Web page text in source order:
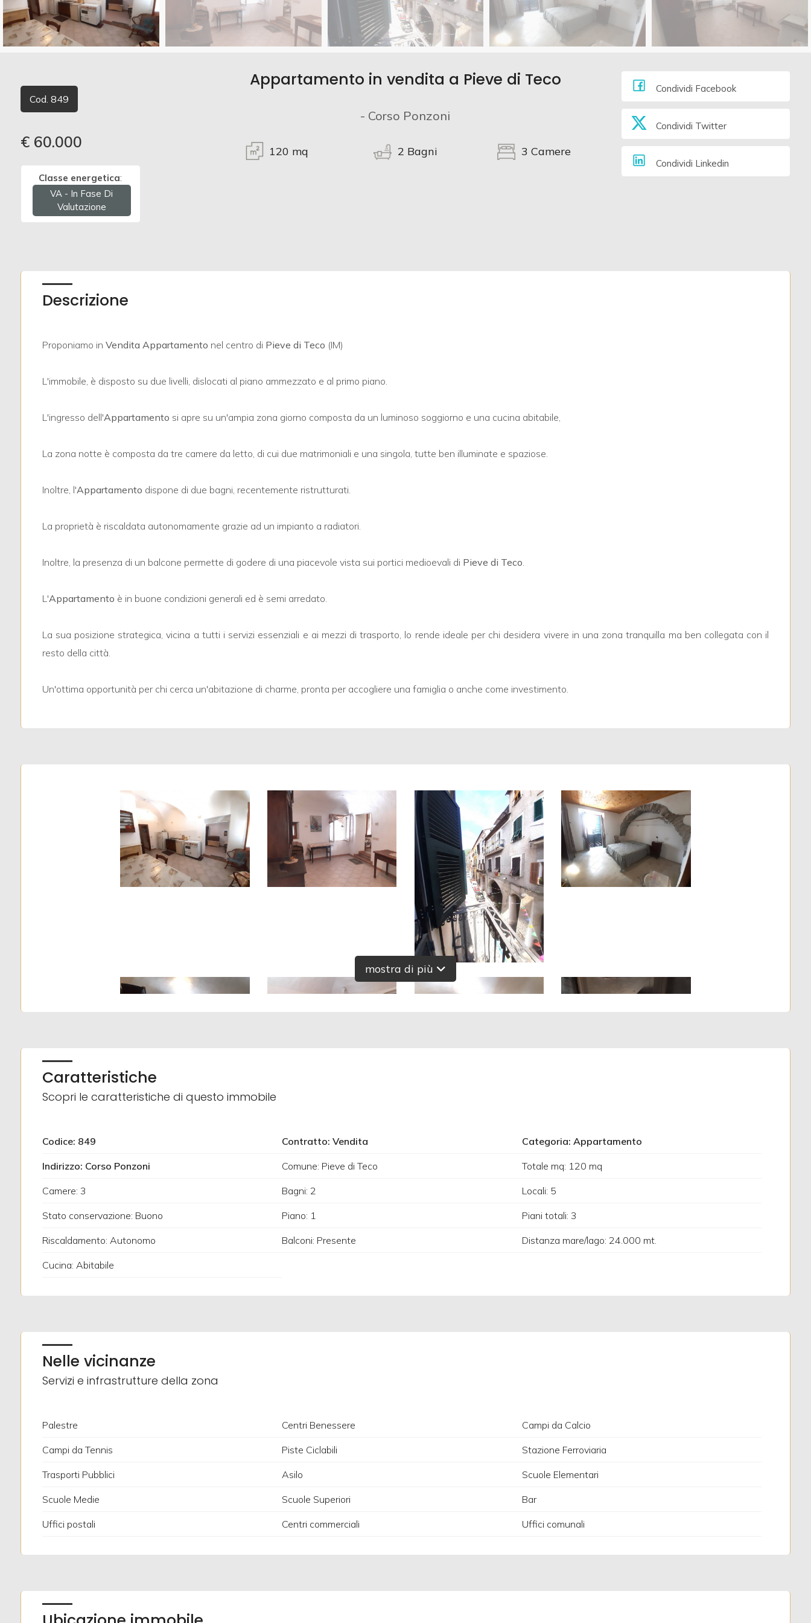
Vedi più foto
Cod. 849
€ 60.000
Classe energetica:
VA - In Fase Di
Valutazione
Appartamento in vendita a Pieve di Teco
- Corso Ponzoni
120 mq 2 Bagni 3 Camere
Condividi Facebook
Condividi Twitter
Condividi Linkedin
Descrizione
Proponiamo in Vendita Appartamento nel centro di Pieve di Teco (IM)
L'immobile, è disposto su due livelli, dislocati al piano ammezzato e al primo piano.
L'ingresso dell'Appartamento si apre su un'ampia zona giorno composta da un luminoso soggiorno e una cucina abitabile,
La zona notte è composta da tre camere da letto, di cui due matrimoniali e una singola, tutte ben illuminate e spaziose.
Inoltre, l'Appartamento dispone di due bagni, recentemente ristrutturati.
La proprietà è riscaldata autonomamente grazie ad un impianto a radiatori.
Inoltre, la presenza di un balcone permette di godere di una piacevole vista sui portici medioevali di Pieve di Teco.
L'Appartamento è in buone condizioni generali ed è semi arredato.
La sua posizione strategica, vicina a tutti i servizi essenziali e ai mezzi di trasporto, lo rende ideale per chi desidera vivere in una zona tranquilla ma ben collegata con il
resto della città.
Un'ottima opportunità per chi cerca un'abitazione di charme, pronta per accogliere una famiglia o anche come investimento.
mostra di più
Caratteristiche
Scopri le caratteristiche di questo immobile
Codice: 849 Contratto: Vendita Categoria: Appartamento
Indirizzo: Corso Ponzoni Comune: Pieve di Teco Totale mq: 120 mq
Camere: 3 Bagni: 2 Locali: 5
Stato conservazione: Buono Piano: 1 Piani totali: 3
Riscaldamento: Autonomo Balconi: Presente Distanza mare/lago: 24.000 mt.
Cucina: Abitabile
Nelle vicinanze
Servizi e infrastrutture della zona
Palestre Centri Benessere Campi da Calcio
Campi da Tennis Piste Ciclabili Stazione Ferroviaria
Trasporti Pubblici Asilo Scuole Elementari
Scuole Medie Scuole Superiori Bar
Uffici postali Centri commerciali Uffici comunali
Commerciali
Prezzo
Bagni
Altre
-
Giardino
Posto auto/Box
Ascensore
Arredato
Nuova costruzione